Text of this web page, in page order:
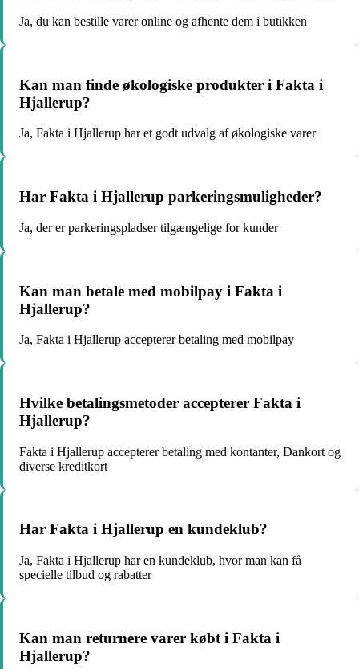
Ja, du kan bestille varer online og afhente dem i butikken
Kan man finde økologiske produkter i Fakta i
Hjallerup?
Ja, Fakta i Hjallerup har et godt udvalg af økologiske varer
Har Fakta i Hjallerup parkeringsmuligheder?
Ja, der er parkeringspladser tilgængelige for kunder
Kan man betale med mobilpay i Fakta i
Hjallerup?
Ja, Fakta i Hjallerup accepterer betaling med mobilpay
Hvilke betalingsmetoder accepterer Fakta i
Hjallerup?
Fakta i Hjallerup accepterer betaling med kontanter, Dankort og
diverse kreditkort
Har Fakta i Hjallerup en kundeklub?
Ja, Fakta i Hjallerup har en kundeklub, hvor man kan få
specielle tilbud og rabatter
Kan man returnere varer købt i Fakta i
Hjallerup?